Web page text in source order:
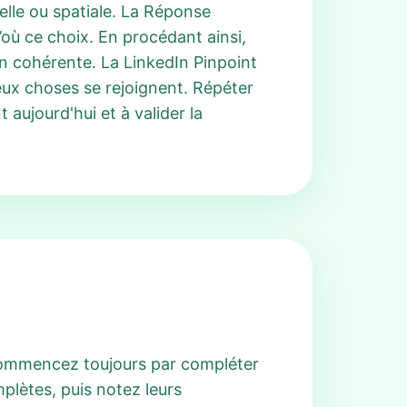
ou spatiale. La Réponse
ce choix. En procédant ainsi,
cohérente. La LinkedIn Pinpoint
choses se rejoignent. Répéter
aujourd'hui et à valider la
toujours par compléter
puis notez leurs